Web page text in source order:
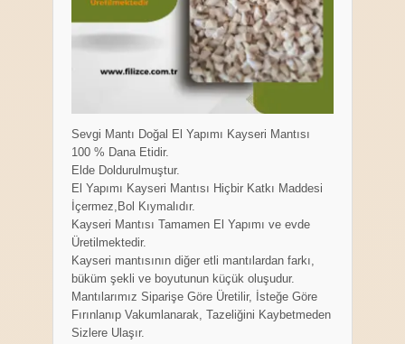
Sevgi Mantı Doğal El Yapımı Kayseri Mantısı
100 % Dana Etidir.
Elde Doldurulmuştur.
El Yapımı Kayseri Mantısı Hiçbir Katkı Maddesi
İçermez,Bol Kıymalıdır.
Kayseri Mantısı Tamamen El Yapımı ve evde
Üretilmektedir.
Kayseri mantısının diğer etli mantılardan farkı,
büküm şekli ve boyutunun küçük oluşudur.
Mantılarımız Siparişe Göre Üretilir, İsteğe Göre
Fırınlanıp Vakumlanarak, Tazeliğini Kaybetmeden
Sizlere Ulaşır.